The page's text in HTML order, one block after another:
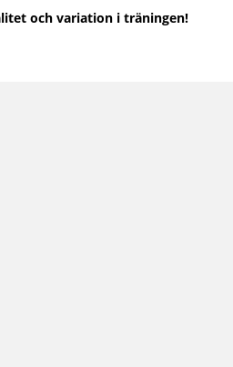
och variation i träningen!